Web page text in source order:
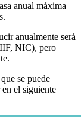
anual máxima
anualmente será
NIC), pero
se puede
el siguiente